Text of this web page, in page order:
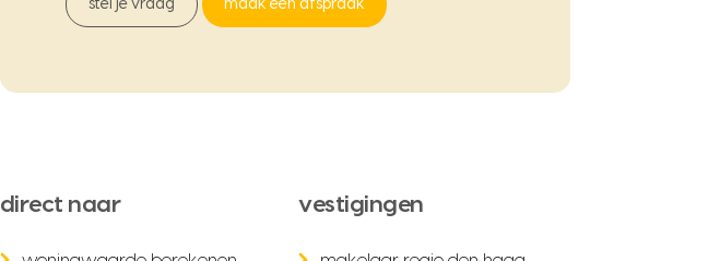
stel je vraag maak een afspraak
direct naar vestigingen